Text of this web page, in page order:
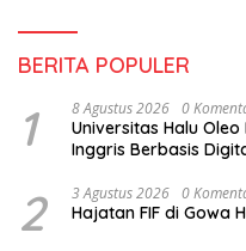
BERITA POPULER
1 8 Agustus 2026 0
Universitas Halu
Inggris Berbasis
2 3 Agustus 2026 0
Hajatan FIF di Gowa